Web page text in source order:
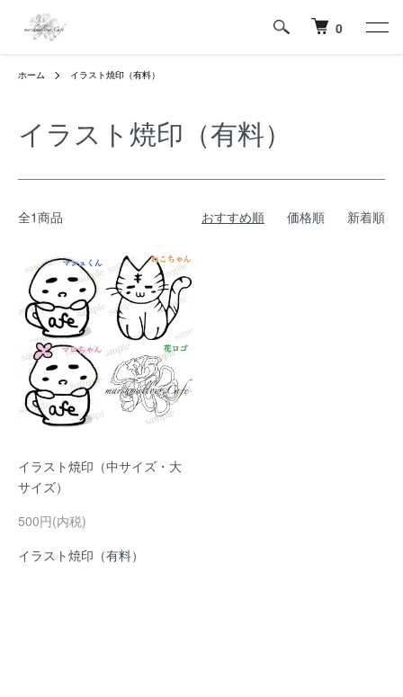
0
ホーム イラスト焼印（有料）
イラスト焼印（有料）
全1商品 おすすめ順 価格順 新着順
イラスト焼印（中サイズ・大
サイズ）
500円(内税)
イラスト焼印（有料）